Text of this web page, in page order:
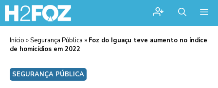
Início »Segurança Pública » Foz do Iguaçu teve aumento no índice
de homicídios em 2022
SEGURANÇA PÚBLICA